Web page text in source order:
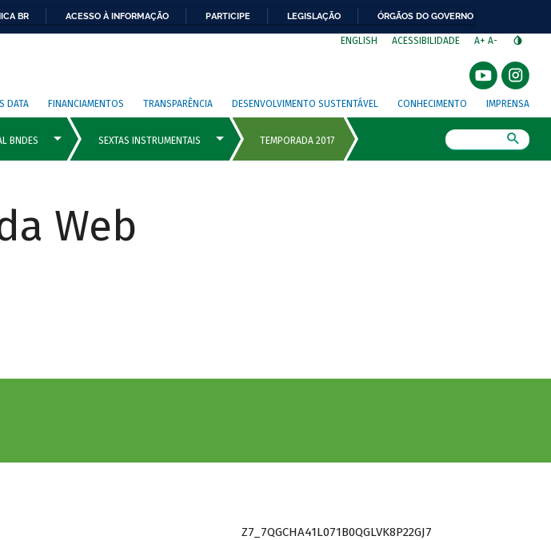
BR ACESSO À INFORMAÇÃO PARTICIPE LEGISLAÇÃO ÓRGÃOS DO GOVERNO
ENGLISH ACESSIBILIDADE A+ A-
DATA FINANCIAMENTOS TRANSPARÊNCIA DESENVOLVIMENTO SUSTENTÁVEL CONHECIMENTO IMPRENSA
Web
Z7_7QGCHA41L071B0QGLVK8P22GJ7